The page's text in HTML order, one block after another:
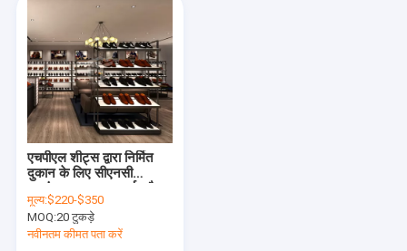
कॉफी शॉप डिस्प्ले
धुआँ दुकान फर्नीचर
विग डिस्प्ले केस
शराब प्रदर्शन कैबिनेट
संग्रहालय प्रदर्शन शोकेस
एचपीएल शीट्स द्वारा निर्मित
दुकान के लिए सीएनसी
मूल्य:$220-$350
MOQ:20 टुकड़े
नवीनतम कीमत पता करें